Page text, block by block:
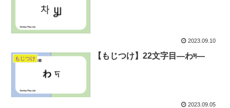
2023.09.10
もじつけ 【もじつけ】22文字目―わদ―
2023.09.05